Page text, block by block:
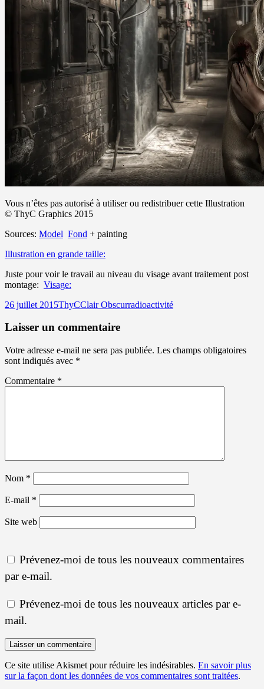
Vous n’êtes pas autorisé à utiliser ou redistribuer cette Illustration
© ThyC Graphics 2015
Sources: Model Fond + painting
Illustration en grande taille:
Juste pour voir le travail au niveau du visage avant traitement post
montage: Visage:
Publié
26 juillet 2015Auteur
ThyCCatégories
Clair ObscurMots-
radioactivité
Laisser un commentaire
Votre adresse e-mail ne sera pas publiée. Les champs obligatoires
sont indiqués avec *
Commentaire *
Nom *
E-mail *
Site web
Prévenez-moi de tous les nouveaux commentaires
par e-mail.
Prévenez-moi de tous les nouveaux articles par e-
mail.
Ce site utilise Akismet pour réduire les indésirables. En savoir plus
sur la façon dont les données de vos commentaires sont traitées.